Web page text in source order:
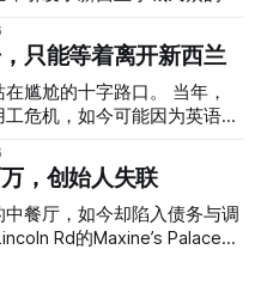
和身体，整个人被绑成胎儿
。 她是谁？没有人
密 破案的
袋里装着用来压住尸体的花
。
任内科医生的Brandon
短
患者无力支付医疗费用的忧
杀身亡。 他并不想放
的妻子
就在那时，他收
到那个‘与世
，这家人
只能等着离开新西兰
的十字路口。 当年，
危机，如今可能因为英语考
感叹：
来开公交车了。” 因为英
我听说这里气候
，创始人失联
餐厅，如今却陷入债务与调
务总额接近100万纽币，而
到创始人本人。 今年3